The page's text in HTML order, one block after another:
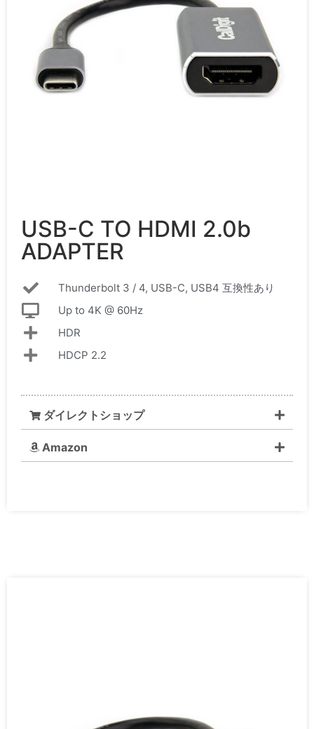
USB-C TO HDMI 2.0b
ADAPTER
Thunderbolt 3 / 4, USB-C, USB4 互換性あり
Up to 4K @ 60Hz
HDR
HDCP 2.2
ダイレクトショップ
Amazon